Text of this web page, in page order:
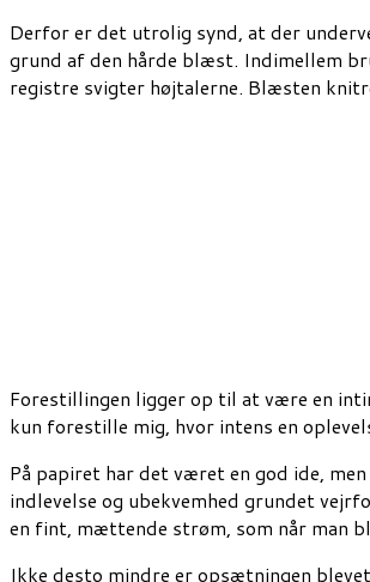
Derfor er det utrolig synd, at der
grund af den hårde blæst. Indimellem
registre svigter højtalerne. Blæsten
Forestillingen ligger op til at være en
kun forestille mig, hvor intens en
På papiret har det været en god ide,
indlevelse og ubekvemhed grundet
en fint, mættende strøm, som når man
Ikke desto mindre er opsætningen